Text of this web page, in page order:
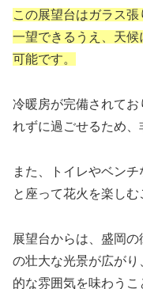
この展望台はガラス
一望できるうえ、天
可能です。
冷暖房が完備されて
れずに過ごせるため、
また、トイレやベン
と座って花火を楽しむ
展望台からは、盛岡
の壮大な光景が広が
的な雰囲気を味わうこ